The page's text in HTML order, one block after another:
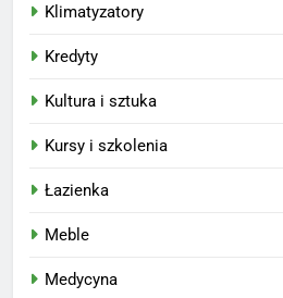
Klimatyzatory
Kredyty
Kultura i sztuka
Kursy i szkolenia
Łazienka
Meble
Medycyna